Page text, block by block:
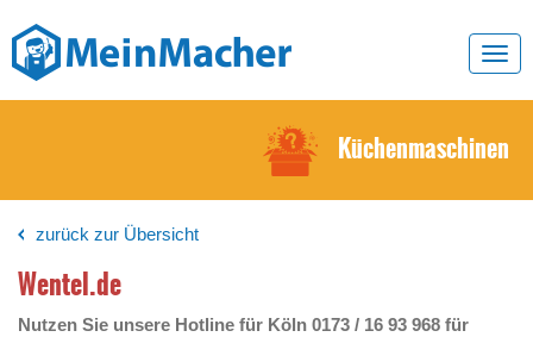
Küchenmaschinen
zurück zur Übersicht
Wentel.de
Nutzen Sie unsere Hotline für Köln 0173 / 16 93 968 für